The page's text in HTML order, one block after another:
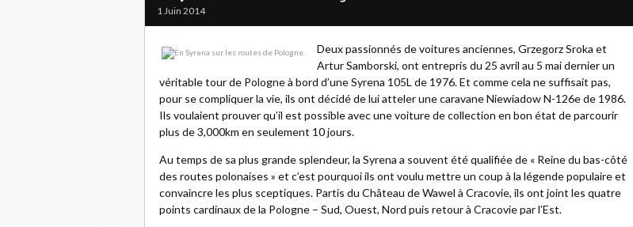
1 Juin 2014
Deux passionnés de voitures anciennes, Grzegorz Sroka et
Artur Samborski, ont entrepris du 25 avril au 5 mai dernier un
véritable tour de Pologne à bord d’une Syrena 105L de 1976. Et comme cela ne suffisait pas,
pour se compliquer la vie, ils ont décidé de lui atteler une caravane Niewiadow N-126e de 1986.
Ils voulaient prouver qu’il est possible avec une voiture de collection en bon état de parcourir
plus de 3,000km en seulement 10 jours.
Au temps de sa plus grande splendeur, la Syrena a souvent été qualifiée de « Reine du bas-côté
des routes polonaises » et c’est pourquoi ils ont voulu mettre un coup à la légende populaire et
convaincre les plus sceptiques. Partis du Château de Wawel à Cracovie, ils ont joint les quatre
points cardinaux de la Pologne – Sud, Ouest, Nord puis retour à Cracovie par l’Est.